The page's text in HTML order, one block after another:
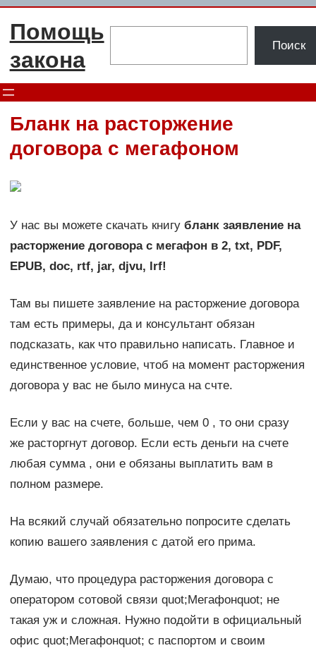
Перейти
Помощь
закона
Поиск
Бланк на расторжение
договора с мегафоном
У нас вы можете скачать книгу бланк заявление на
расторжение договора с мегафон в 2, txt, PDF,
EPUB, doc, rtf, jar, djvu, lrf!
Там вы пишете заявление на расторжение договора
там есть примеры, да и консультант обязан
подсказать, как что правильно написать. Главное и
единственное условие, чтоб на момент расторжения
договора у вас не было минуса на счте.
Если у вас на счете, больше, чем 0 , то они сразу
же расторгнут договор. Если есть деньги на счете
любая сумма , они е обязаны выплатить вам в
полном размере.
На всякий случай обязательно попросите сделать
копию вашего заявления с датой его прима.
Думаю, что процедура расторжения договора с
оператором сотовой связи quot;Мегафонquot; не
такая уж и сложная. Нужно подойти в официальный
офис quot;Мегафонquot; с паспортом и своим